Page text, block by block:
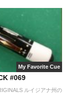
My Favorite Cue
#069
ルイジアナ州の